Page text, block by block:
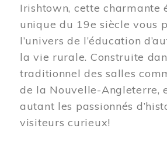
Irishtown, cette charmante
unique du 19e siècle vous
l’univers de l’éducation
la vie rurale. Construite
traditionnel des salles
de la Nouvelle-Angleterre,
autant les passionnés
visiteurs curieux!